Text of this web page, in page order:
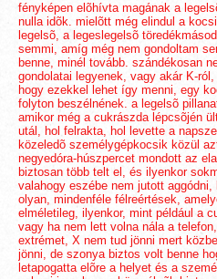
fényképen elõhívta magának a
nulla idõk. mielõtt még elindul a
legelsõ, a legeslegelsõ
semmi, amíg még nem gondoltam
benne, minél tovább. szándékosan
gondolatai legyenek, vagy akár K-
hogy ezekkel lehet így menni, egy
folyton beszélnének. a legelsõ
amikor még a cukrászda lépcsõjén
utál, hol felrakta, hol levette a
közeledõ személygépkocsik közül
negyedóra-húszpercet mondott az
biztosan több telt el, és ilyenkor
valahogy eszébe nem jutott
olyan, mindenféle félreértések,
elméletileg, ilyenkor, mint például a
vagy ha nem lett volna nála a
extrémet, X nem tud jönni mert
jönni, de szonya biztos volt benne
letapogatta elõre a helyet és a